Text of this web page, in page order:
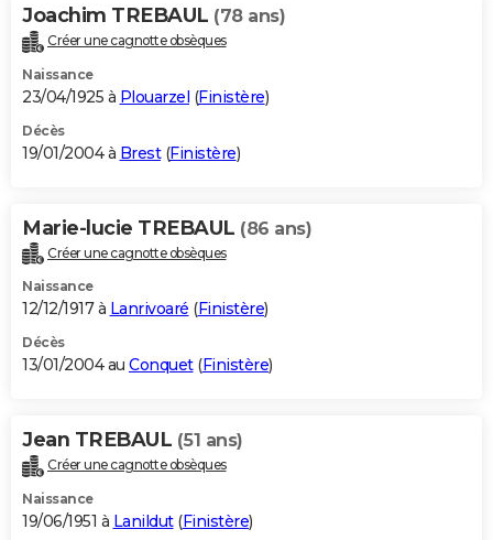
Joachim TREBAUL (78 ans)
Créer une cagnotte obsèques
Naissance
23/04/1925 à Plouarzel (Finistère)
Décès
19/01/2004 à Brest(Finistère)
Marie-lucie TREBAUL (86 ans)
Créer une cagnotte obsèques
Naissance
12/12/1917 à Lanrivoaré (Finistère)
Décès
13/01/2004 au Conquet(Finistère)
Jean TREBAUL (51 ans)
Créer une cagnotte obsèques
Naissance
19/06/1951 à Lanildut(Finistère)